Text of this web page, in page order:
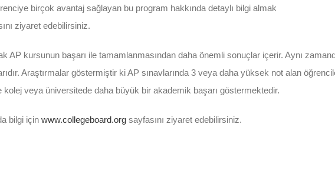
birçok avantaj sağlayan bu program hakkında detaylı bilgi almak
ziyaret edebilirsiniz.
AP kursunun başarı ile tamamlanmasından daha önemli sonuçlar içerir. Aynı
Araştırmalar göstermiştir ki AP sınavlarında 3 veya daha yüksek not alan
veya üniversitede daha büyük bir akademik başarı göstermektedir.
bilgi için www.collegeboard.org sayfasını ziyaret edebilirsiniz.